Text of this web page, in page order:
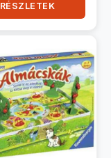
RÉSZLETEK